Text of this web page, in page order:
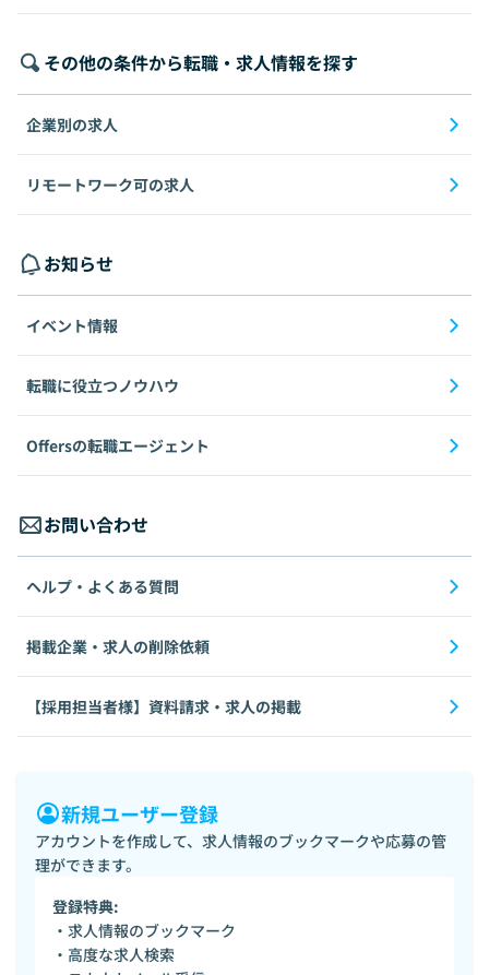
その他の条件から転職・求人情報を探す
企業別の求人
リモートワーク可の求人
お知らせ
イベント情報
転職に役立つノウハウ
Offersの転職エージェント
お問い合わせ
ヘルプ・よくある質問
掲載企業・求人の削除依頼
【採用担当者様】資料請求・求人の掲載
新規ユーザー登録
アカウントを作成して、求人情報のブックマークや応募の管
理ができます。
登録特典:
・求人情報のブックマーク
・高度な求人検索